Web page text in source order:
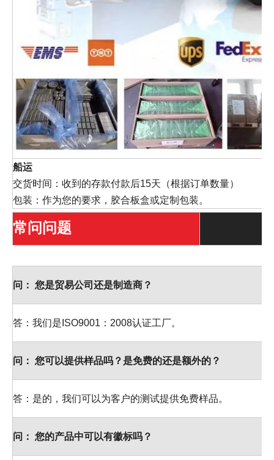
船运
交货时间：收到的存款付款后15天（根据订单数量）
包装：作为您的要求，胶合板盒或定制包装。
常问问题
问： 您是贸易公司还是制造商？
答：我们是ISO9001：2008认证工厂。
问： 您可以提供样品吗？是免费的还是额外的？
答：是的，我们可以为客户的测试提供免费样品。
问： 您的产品中可以有徽标吗？